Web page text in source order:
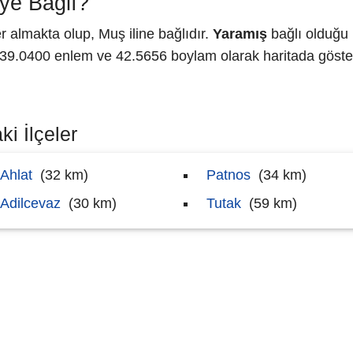
olup, Muş iline bağlıdır. Yaramış bağlı
enlem ve 42.5656 boylam olarak haritada
İlçeler
Ahlat (32 km)
Adilcevaz (30 km)
Patnos (34 km)
Tutak (59 km)